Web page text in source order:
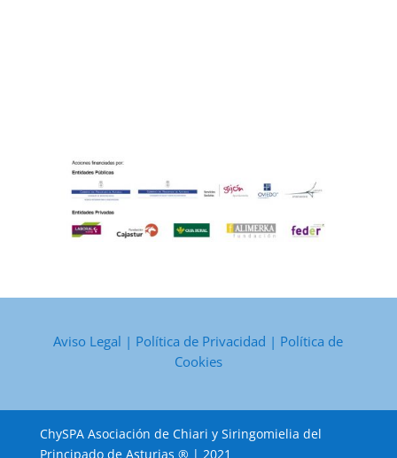
Aviso Legal | Política de Privacidad | Política de
Cookies
ChySPA Asociación de Chiari y Siringomielia del
Principado de Asturias ® | 2021